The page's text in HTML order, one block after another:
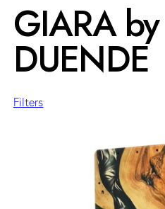
GIARA by
DUENDE
Filters